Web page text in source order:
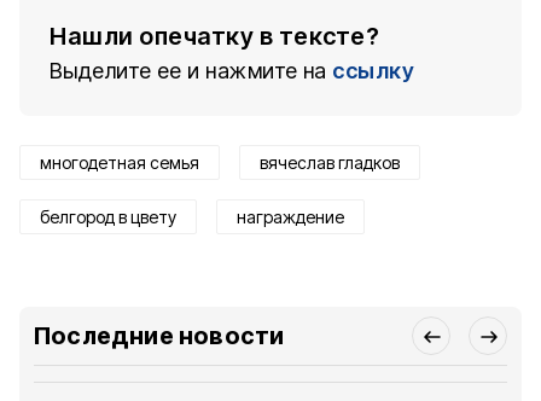
Нашли опечатку в тексте?
Выделите ее и нажмите на ссылку
многодетная семья вячеслав гладков
белгород в цвету награждение
Последние новости